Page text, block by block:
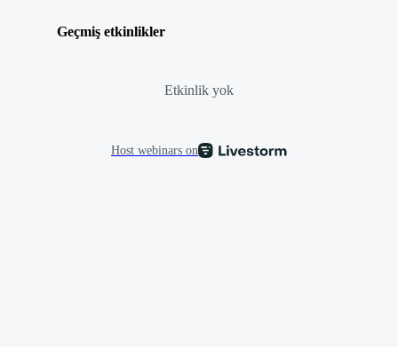
Geçmiş etkinlikler
Etkinlik yok
Host webinars on